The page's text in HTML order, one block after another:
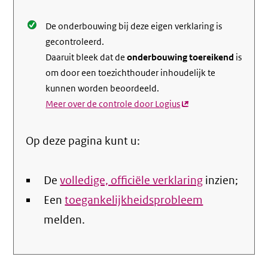
De onderbouwing bij deze eigen verklaring is
gecontroleerd.
Daaruit bleek dat deonderbouwing toereikend is
om door een toezichthouder inhoudelijk te
kunnen worden beoordeeld.
Meer over de controle door Logius(externe
Op deze pagina kunt u:
Devolledige, officiële verklaring inzien;
Eentoegankelijkheidsprobleem
melden.